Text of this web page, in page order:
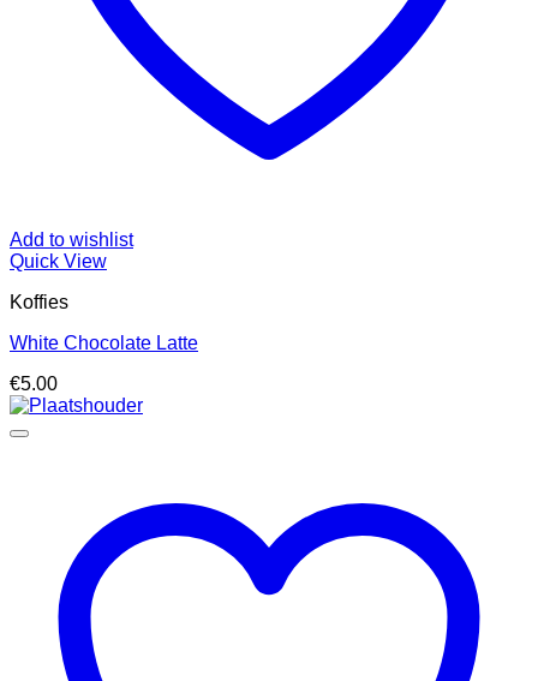
Add to wishlist
Quick View
Koffies
White Chocolate Latte
€5.00